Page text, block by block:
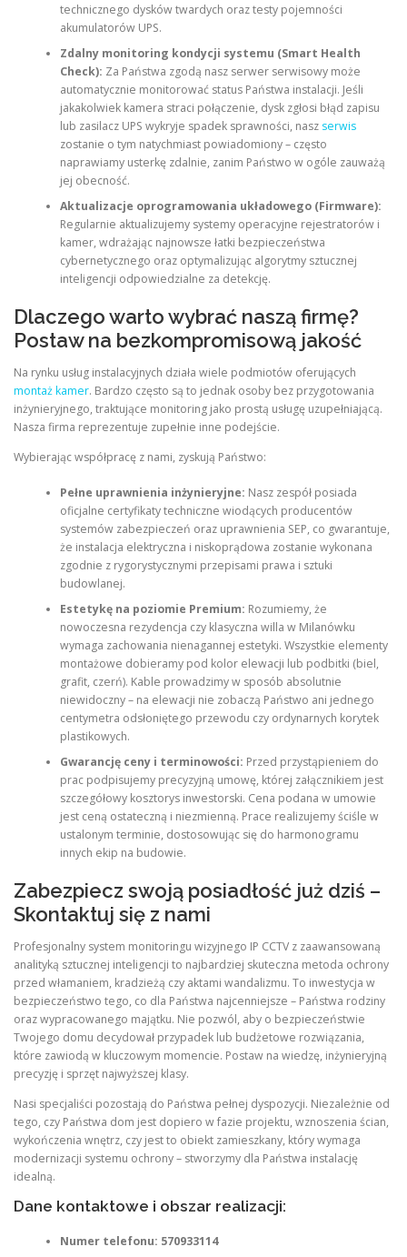
technicznego dysków twardych oraz testy pojemności
akumulatorów UPS.
Zdalny monitoring kondycji systemu (Smart Health
Check): Za Państwa zgodą nasz serwer serwisowy może
automatycznie monitorować status Państwa instalacji. Jeśli
jakakolwiek kamera straci połączenie, dysk zgłosi błąd zapisu
lub zasilacz UPS wykryje spadek sprawności, nasz serwis
zostanie o tym natychmiast powiadomiony – często
naprawiamy usterkę zdalnie, zanim Państwo w ogóle zauważą
jej obecność.
Aktualizacje oprogramowania układowego (Firmware):
Regularnie aktualizujemy systemy operacyjne rejestratorów i
kamer, wdrażając najnowsze łatki bezpieczeństwa
cybernetycznego oraz optymalizując algorytmy sztucznej
inteligencji odpowiedzialne za detekcję.
Dlaczego warto wybrać naszą firmę?
Postaw na bezkompromisową jakość
Na rynku usług instalacyjnych działa wiele podmiotów oferujących
montaż kamer. Bardzo często są to jednak osoby bez przygotowania
inżynieryjnego, traktujące monitoring jako prostą usługę uzupełniającą.
Nasza firma reprezentuje zupełnie inne podejście.
Wybierając współpracę z nami, zyskują Państwo:
Pełne uprawnienia inżynieryjne: Nasz zespół posiada
oficjalne certyfikaty techniczne wiodących producentów
systemów zabezpieczeń oraz uprawnienia SEP, co gwarantuje,
że instalacja elektryczna i niskoprądowa zostanie wykonana
zgodnie z rygorystycznymi przepisami prawa i sztuki
budowlanej.
Estetykę na poziomie Premium: Rozumiemy, że
nowoczesna rezydencja czy klasyczna willa w Milanówku
wymaga zachowania nienagannej estetyki. Wszystkie elementy
montażowe dobieramy pod kolor elewacji lub podbitki (biel,
grafit, czerń). Kable prowadzimy w sposób absolutnie
niewidoczny – na elewacji nie zobaczą Państwo ani jednego
centymetra odsłoniętego przewodu czy ordynarnych korytek
plastikowych.
Gwarancję ceny i terminowości: Przed przystąpieniem do
prac podpisujemy precyzyjną umowę, której załącznikiem jest
szczegółowy kosztorys inwestorski. Cena podana w umowie
jest ceną ostateczną i niezmienną. Prace realizujemy ściśle w
ustalonym terminie, dostosowując się do harmonogramu
innych ekip na budowie.
Zabezpiecz swoją posiadłość już dziś –
Skontaktuj się z nami
Profesjonalny system monitoringu wizyjnego IP CCTV z zaawansowaną
analityką sztucznej inteligencji to najbardziej skuteczna metoda ochrony
przed włamaniem, kradzieżą czy aktami wandalizmu. To inwestycja w
bezpieczeństwo tego, co dla Państwa najcenniejsze – Państwa rodziny
oraz wypracowanego majątku. Nie pozwól, aby o bezpieczeństwie
Twojego domu decydował przypadek lub budżetowe rozwiązania,
które zawiodą w kluczowym momencie. Postaw na wiedzę, inżynieryjną
precyzję i sprzęt najwyższej klasy.
Nasi specjaliści pozostają do Państwa pełnej dyspozycji. Niezależnie od
tego, czy Państwa dom jest dopiero w fazie projektu, wznoszenia ścian,
wykończenia wnętrz, czy jest to obiekt zamieszkany, który wymaga
modernizacji systemu ochrony – stworzymy dla Państwa instalację
idealną.
Dane kontaktowe i obszar realizacji:
Numer telefonu: 570933114